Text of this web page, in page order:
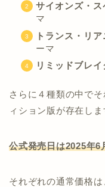
サイオンズ・ス
マ
トランス・リア
ーマ
リミッドブレイ
さらに４種類の中で
ィション版が存在しま
公式発売日は2025年6
それぞれの通常価格は